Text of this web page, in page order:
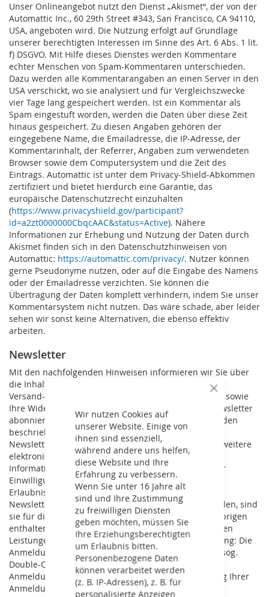
Schließen
Wir nutzen Cookies auf
unserer Website. Einige von
ihnen sind essenziell,
während andere uns helfen,
diese Website und Ihre
Erfahrung zu verbessern.
Wenn Sie unter 16 Jahre alt
sind und Ihre Zustimmung
zu freiwilligen Diensten
geben möchten, müssen Sie
Ihre Erziehungsberechtigten
um Erlaubnis bitten.
Personenbezogene Daten
können verarbeitet werden
(z. B. IP-Adressen), z. B. für
personalisierte Anzeigen
Unser Onlineangebot nutzt den Dienst „Akismet“, der von der
Automattic Inc., 60 29th Street #343, San Francisco, CA 94110,
USA, angeboten wird. Die Nutzung erfolgt auf Grundlage
unserer berechtigten Interessen im Sinne des Art. 6 Abs. 1 lit.
f) DSGVO. Mit Hilfe dieses Dienstes werden Kommentare
echter Menschen von Spam-Kommentaren unterschieden.
Dazu werden alle Kommentarangaben an einen Server in den
USA verschickt, wo sie analysiert und für Vergleichszwecke
vier Tage lang gespeichert werden. Ist ein Kommentar als
Spam eingestuft worden, werden die Daten über diese Zeit
hinaus gespeichert. Zu diesen Angaben gehören der
eingegebene Name, die Emailadresse, die IP-Adresse, der
Kommentarinhalt, der Referrer, Angaben zum verwendeten
Browser sowie dem Computersystem und die Zeit des
Eintrags. Automattic ist unter dem Privacy-Shield-Abkommen
zertifiziert und bietet hierdurch eine Garantie, das
europäische Datenschutzrecht einzuhalten
(https://www.privacyshield.gov/participant?
id=a2zt0000000CbqcAAC&status=Active). Nähere
Informationen zur Erhebung und Nutzung der Daten durch
Akismet finden sich in den Datenschutzhinweisen von
Automattic: https://automattic.com/privacy/. Nutzer können
gerne Pseudonyme nutzen, oder auf die Eingabe des Namens
oder der Emailadresse verzichten. Sie können die
Übertragung der Daten komplett verhindern, indem Sie unser
Kommentarsystem nicht nutzen. Das wäre schade, aber leider
sehen wir sonst keine Alternativen, die ebenso effektiv
arbeiten.
Newsletter
Mit den nachfolgenden Hinweisen informieren wir Sie über
die Inhalte unseres Newsletters sowie das Anmelde-,
Versand- und das statistische Auswertungsverfahren sowie
Ihre Widerspruchsrechte auf. Indem Sie unseren Newsletter
abonnieren, erklären Sie sich mit dem Empfang und den
beschriebenen Verfahren einverstanden. Inhalt des
Newsletters: Wir versenden Newsletter, E-Mails und weitere
elektronische Benachrichtigungen mit werblichen
Informationen (nachfolgend „Newsletter“) nur mit der
Einwilligung der Empfänger oder einer gesetzlichen
Erlaubnis. Sofern im Rahmen einer Anmeldung zum
Newsletter dessen Inhalte konkret umschrieben werden, sind
sie für die Einwilligung der Nutzer maßgeblich. Im Übrigen
enthalten unsere Newsletter Informationen zu unseren
Leistungen und uns. Double-Opt-In und Protokollierung: Die
Anmeldung zu unserem Newsletter erfolgt in einem sog.
Double-Opt-In-Verfahren. D.h. Sie erhalten nach der
Anmeldung eine E-Mail, in der Sie um die Bestätigung Ihrer
Anmeldung gebeten werden. Diese Bestätigung ist